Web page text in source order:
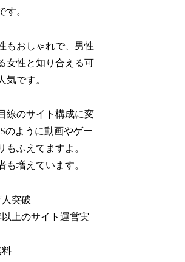
す。
もおしゃれで、男性
女性と知り合える可
気です。
線のサイト構成に変
のように動画やゲー
もふえてますよ。
も増えています。
突破
上のサイト運営実
料